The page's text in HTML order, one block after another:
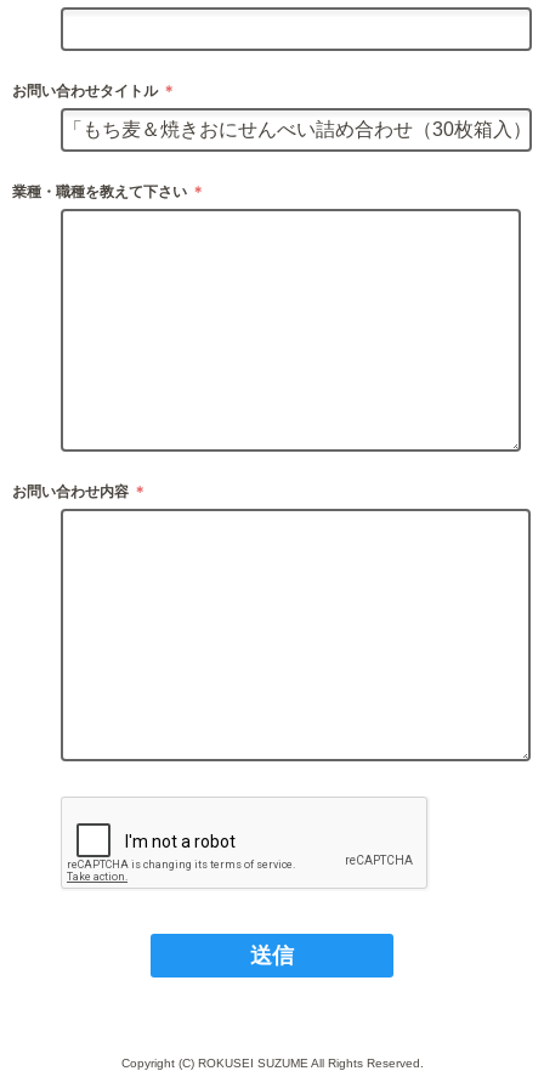
お問い合わせタイトル ＊
業種・職種を教えて下さい ＊
お問い合わせ内容 ＊
Copyright (C) ROKUSEI SUZUME All Rights Reserved.